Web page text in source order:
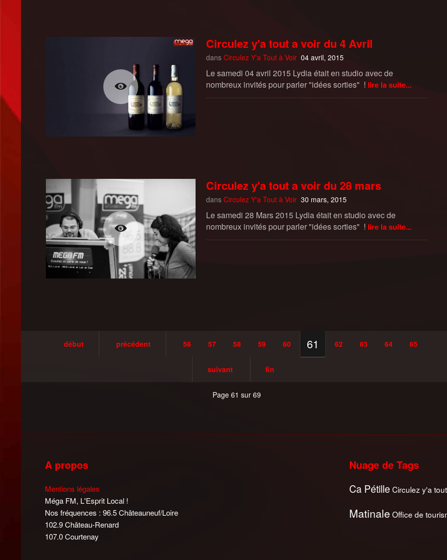
Circulez y'a tout a voir du 4 Avril
dans Circulez Y'a Tout à Voir 04 avril, 2015
Le samedi 04 avril 2015 Lydia était en studio avec de
nombreux invités pour parler "idées sorties" ! lire la suite...
Circulez y'a tout a voir du 28 mars
dans Circulez Y'a Tout à Voir 30 mars, 2015
Le samedi 28 Mars 2015 Lydia était en studio avec de
nombreux invités pour parler "idées sorties" ! lire la suite...
début précédent 56 57 58 59 60 61 62 63 64 65
suivant fin
Page 61 sur 69
A propos
Mentions légales
Méga FM, L'Esprit Local !
Nos fréquences : 96.5 Châteauneuf/Loire
102.9 Château-Renard
107.0 Courtenay
Nuage de Tags
Ca Pétille Circulez y'a
Matinale Office de